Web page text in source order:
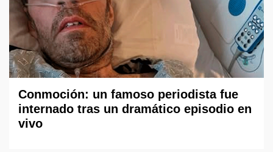
Conmoción: un famoso periodista fue
internado tras un dramático episodio en
vivo